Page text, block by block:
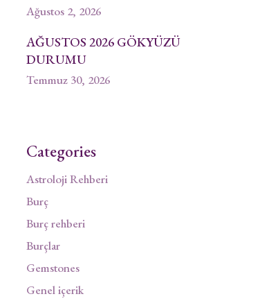
Ağustos 2, 2026
AĞUSTOS 2026 GÖKYÜZÜ
DURUMU
Temmuz 30, 2026
Categories
Astroloji Rehberi
Burç
Burç rehberi
Burçlar
Gemstones
Genel içerik